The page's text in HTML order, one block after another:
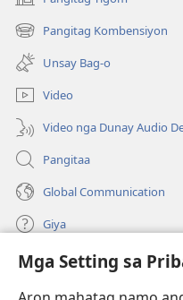
Mga Setting sa
(mo-
open
ug
bag-
ong
window)
Pangitag Kombensiyon
(mo-
open
ug
bag-
ong
window)
Unsay Bag-o
Video
Video nga Dunay Audio
Pangitaa
Global Communication
Giya
Donasyon
(mo-
open